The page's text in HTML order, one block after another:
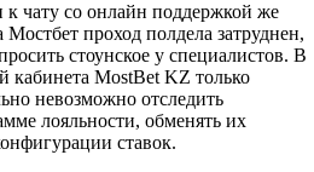
к чату со онлайн поддержкой же
проход полдела затруднен,
стоунское у специалистов. В
MostBet KZ только
невозможно отследить
лояльности, обменять их
ставок.